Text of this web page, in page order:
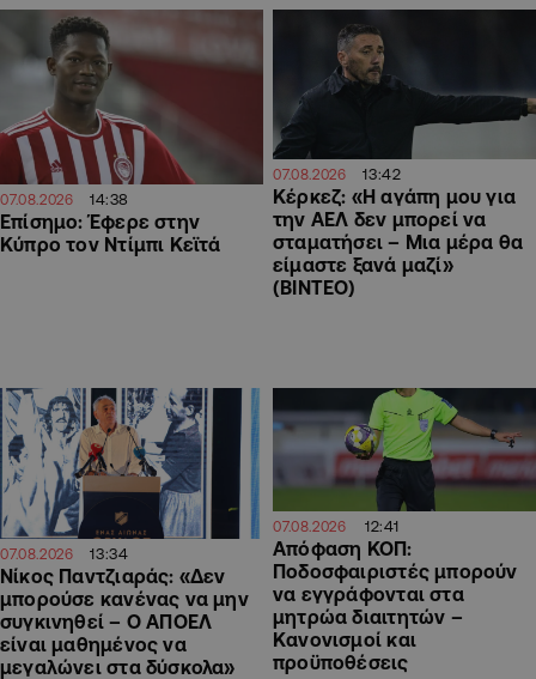
07.08.2026 14:38
Επίσημο: Έφερε στην
Κύπρο τον Ντίμπι Κεϊτά
07.08.2026 13:42
Κέρκεζ: «Η αγάπη μου για
την ΑΕΛ δεν μπορεί να
σταματήσει – Μια μέρα θα
είμαστε ξανά μαζί»
(ΒΙΝΤΕΟ)
07.08.2026 13:34
Νίκος Παντζιαράς: «Δεν
μπορούσε κανένας να μην
συγκινηθεί – Ο ΑΠΟΕΛ
είναι μαθημένος να
μεγαλώνει στα δύσκολα»
07.08.2026 12:41
Απόφαση ΚΟΠ:
Ποδοσφαιριστές μπορούν
να εγγράφονται στα
μητρώα διαιτητών –
Κανονισμοί και
προϋποθέσεις